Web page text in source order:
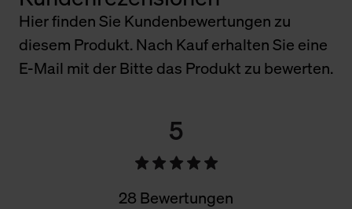
Hier finden Sie Kundenbewertungen zu
diesem Produkt. Nach Kauf erhalten Sie eine
E-Mail mit der Bitte das Produkt zu bewerten.
5
28 Bewertungen